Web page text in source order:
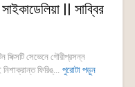
|| সাব্বির
সিক্সটি সেভেনে গৌরীপ্রসন্ন
ফিরিঙ্... পুরোটা পড়ুন